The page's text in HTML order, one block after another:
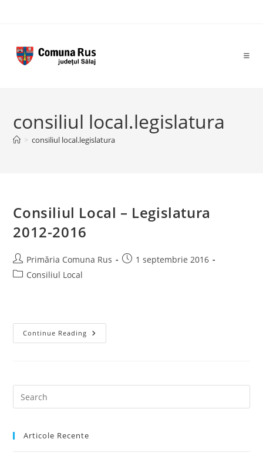
consiliul local.legislatura
> consiliul local.legislatura
Consiliul Local – Legislatura
2012-2016
Post
author:
Primăria Comuna Rus
Post1 septembrie 2016
PostConsiliul Local
Continue Reading Consiliul
Local
Articole Recente